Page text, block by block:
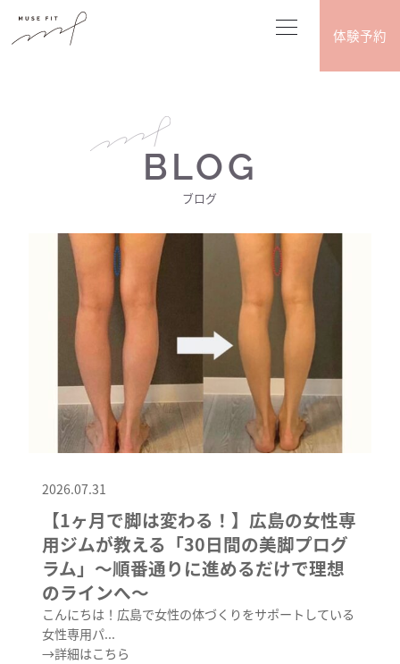
体験予約
BLOG
ブログ
2026.07.31
【1ヶ月で脚は変わる！】広島の女性専
用ジムが教える「30日間の美脚プログ
ラム」〜順番通りに進めるだけで理想
のラインへ〜
こんにちは！広島で女性の体づくりをサポートしている
女性専用パ...
→詳細はこちら